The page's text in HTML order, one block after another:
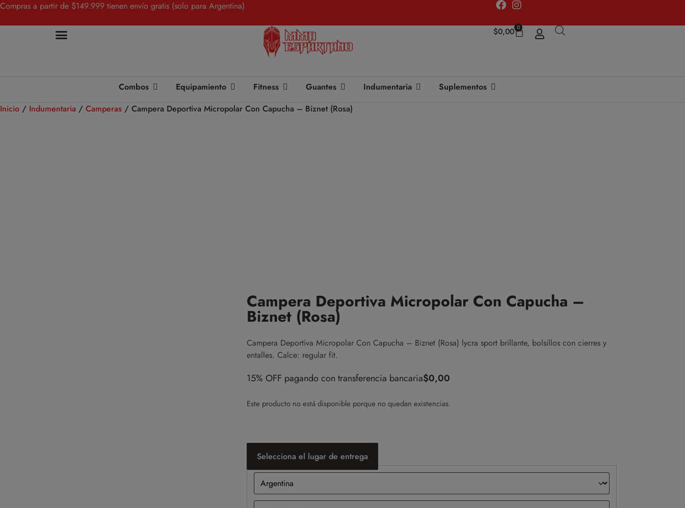
Compras a partir de $149.999 tienen envío gratis (solo para Argentina)
$0,00 0
Combos Equipamiento Fitness Guantes Indumentaria
Suplementos
Inicio / Indumentaria / Camperas / Campera Deportiva Micropolar Con Capucha – Biznet (Rosa)
Campera Deportiva Micropolar Con Capucha –
Biznet (Rosa)
Campera Deportiva Micropolar Con Capucha – Biznet (Rosa) lycra sport brillante, bolsillos con cierres y
entalles. Calce: regular fit.
15% OFF pagando con transferencia bancaria$0,00
Este producto no está disponible porque no quedan existencias.
Selecciona el lugar de entrega